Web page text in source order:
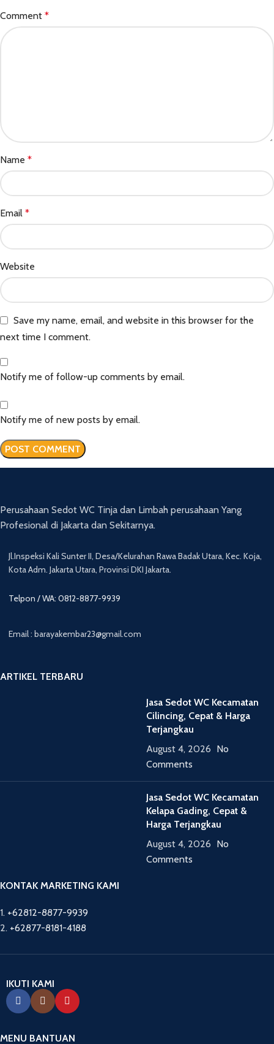
Comment *
Name *
Email *
Website
Save my name, email, and website in this browser for the
next time I comment.
Notify me of follow-up comments by email.
Notify me of new posts by email.
Perusahaan Sedot WC Tinja dan Limbah perusahaan Yang
Profesional di Jakarta dan Sekitarnya.
Jl.Inspeksi Kali Sunter II, Desa/Kelurahan Rawa Badak Utara, Kec. Koja,
Kota Adm. Jakarta Utara, Provinsi DKI Jakarta.
Telpon / WA: 0812-8877-9939
Email : barayakembar23@gmail.com
ARTIKEL TERBARU
Jasa Sedot WC Kecamatan
Cilincing, Cepat & Harga
Terjangkau
August 4, 2026 No
Comments
Jasa Sedot WC Kecamatan
Kelapa Gading, Cepat &
Harga Terjangkau
August 4, 2026 No
Comments
KONTAK MARKETING KAMI
1. +62812-8877-9939
2. +62877-8181-4188
IKUTI KAMI
MENU BANTUAN